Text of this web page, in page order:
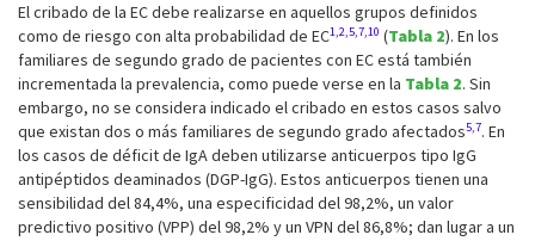
El cribado de la EC debe realizarse en aquellos grupos definidos
como de riesgo con alta probabilidad de EC1,2,5,7,10 (Tabla 2). En los
familiares de segundo grado de pacientes con EC está también
incrementada la prevalencia, como puede verse en la Tabla 2. Sin
embargo, no se considera indicado el cribado en estos casos salvo
que existan dos o más familiares de segundo grado afectados5,7. En
los casos de déficit de IgA deben utilizarse anticuerpos tipo IgG
antipéptidos deaminados (DGP-IgG). Estos anticuerpos tienen una
sensibilidad del 84,4%, una especificidad del 98,2%, un valor
predictivo positivo (VPP) del 98,2% y un VPN del 86,8%; dan lugar a un